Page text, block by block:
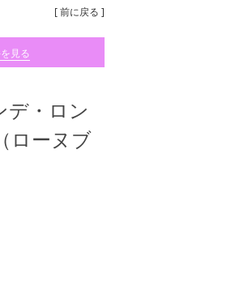
[ 前に戻る ]
見る
デ・ロン
ローヌブ